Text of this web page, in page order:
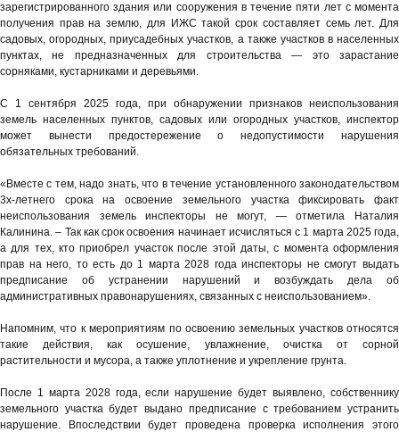
зарегистрированного здания или сооружения в течение пяти лет с момента
получения прав на землю, для ИЖС такой срок составляет семь лет. Для
садовых, огородных, приусадебных участков, а также участков в населенных
пунктах, не предназначенных для строительства — это зарастание
сорняками, кустарниками и деревьями.
С 1 сентября 2025 года, при обнаружении признаков неиспользования
земель населенных пунктов, садовых или огородных участков, инспектор
может вынести предостережение о недопустимости нарушения
обязательных требований.
«Вместе с тем, надо знать, что в течение установленного законодательством
3х-летнего срока на освоение земельного участка фиксировать факт
неиспользования земель инспекторы не могут, — отметила Наталия
Калинина. – Так как срок освоения начинает исчисляться с 1 марта 2025 года,
а для тех, кто приобрел участок после этой даты, с момента оформления
прав на него, то есть до 1 марта 2028 года инспекторы не смогут выдать
предписание об устранении нарушений и возбуждать дела об
административных правонарушениях, связанных с неиспользованием».
Напомним, что к мероприятиям по освоению земельных участков относятся
такие действия, как осушение, увлажнение, очистка от сорной
растительности и мусора, а также уплотнение и укрепление грунта.
После 1 марта 2028 года, если нарушение будет выявлено, собственнику
земельного участка будет выдано предписание с требованием устранить
нарушение. Впоследствии будет проведена проверка исполнения этого